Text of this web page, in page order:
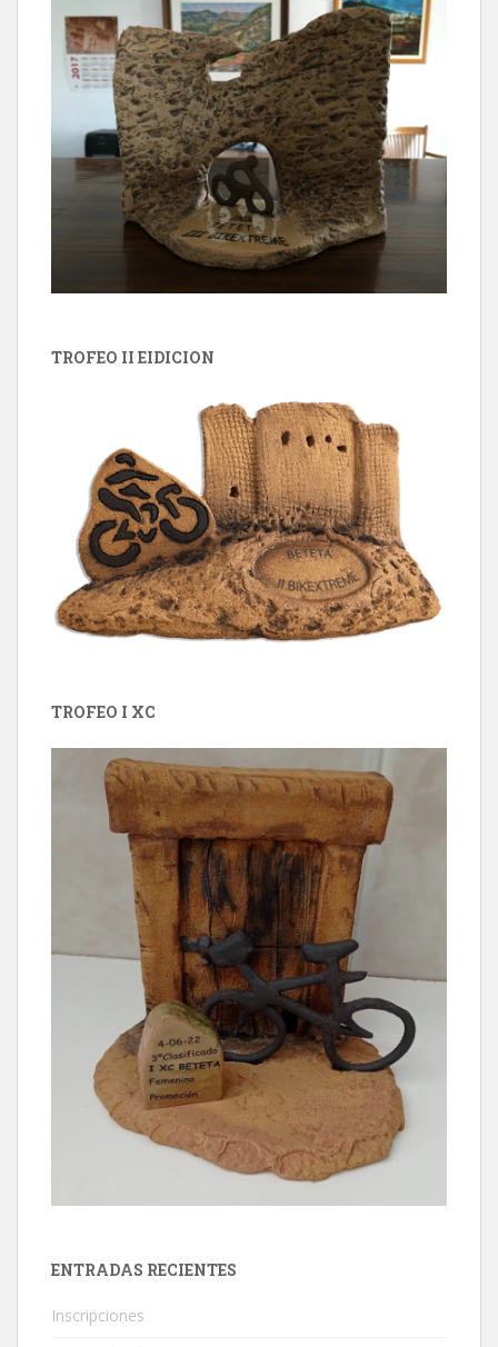
TROFEO II EIDICION
TROFEO I XC
ENTRADAS RECIENTES
Inscripciones